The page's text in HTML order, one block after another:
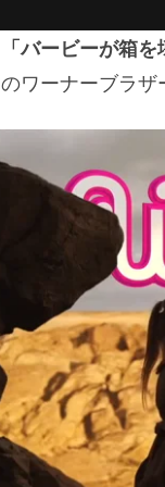
「バービーが箱
のワーナーブラザ